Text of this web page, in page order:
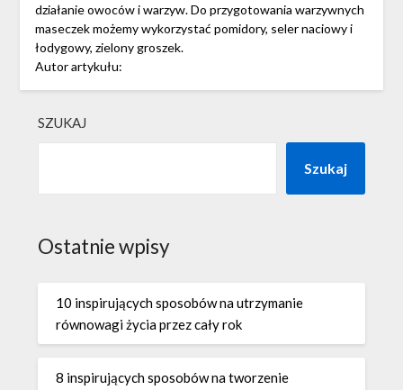
działanie owoców i warzyw. Do przygotowania warzywnych
maseczek możemy wykorzystać pomidory, seler naciowy i
łodygowy, zielony groszek.
Autor artykułu:
SZUKAJ
Szukaj
Ostatnie wpisy
10 inspirujących sposobów na utrzymanie
równowagi życia przez cały rok
8 inspirujących sposobów na tworzenie